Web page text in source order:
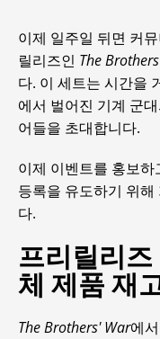
이제 일주일 뒤면 커
릴리즈인 The
다. 이 세트는 시간을
에서 벌어진 기계 군
어들을 초대합니다.
이제 이벤트를 홍보
등록을 유도하기 위
다.
프리릴리
체 제품 재
The Brothers' War에